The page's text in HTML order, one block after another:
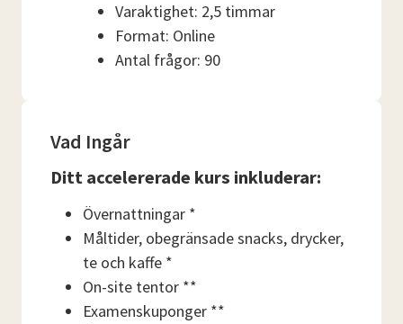
Varaktighet: 2,5 timmar
Format: Online
Antal frågor: 90
Vad Ingår
Ditt accelererade kurs inkluderar:
Övernattningar *
Måltider, obegränsade snacks, drycker,
te och kaffe *
On-site tentor **
Examenskuponger **